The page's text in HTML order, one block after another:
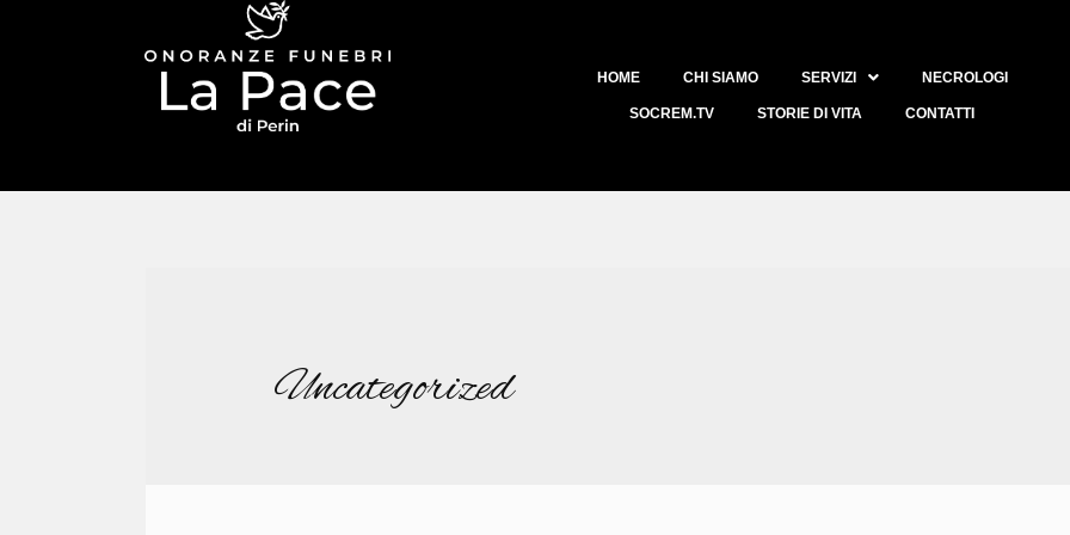
HOME CHI SIAMO SERVIZI NECROLOGI
SOCREM.TV STORIE DI VITA CONTATTI
Uncategorized